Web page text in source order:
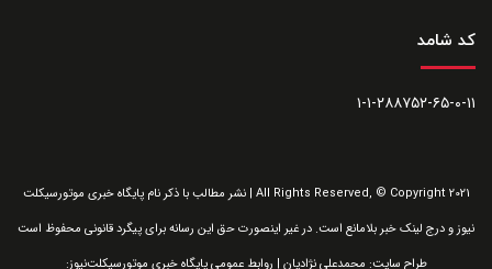
کد شامد
۱-۱-۲۸۸۷۵۲-۶۵-۰-۱۱
All Rights Reserved, © Copyright 2021 | نشر مطالب با ذکر نام پایگاه خبری موتورسیکلت
نیوز و درج لینک خبر بلامانع است. در غیر اینصورت حق این رسانه برای پیگرد قانونی محفوظ است
طراح سایت: محمدعلی نژادیان | روابط عمومی پایگاه خبری موتورسیکلت‌نیوز: